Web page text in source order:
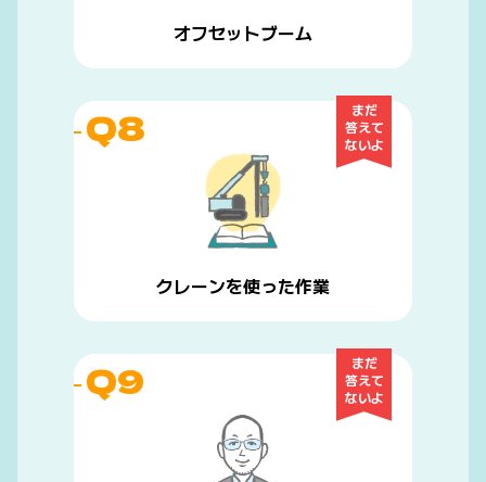
オフセットブーム
まだ
答えて
ないよ
Q8
クレーンを使った作業
まだ
答えて
ないよ
Q9